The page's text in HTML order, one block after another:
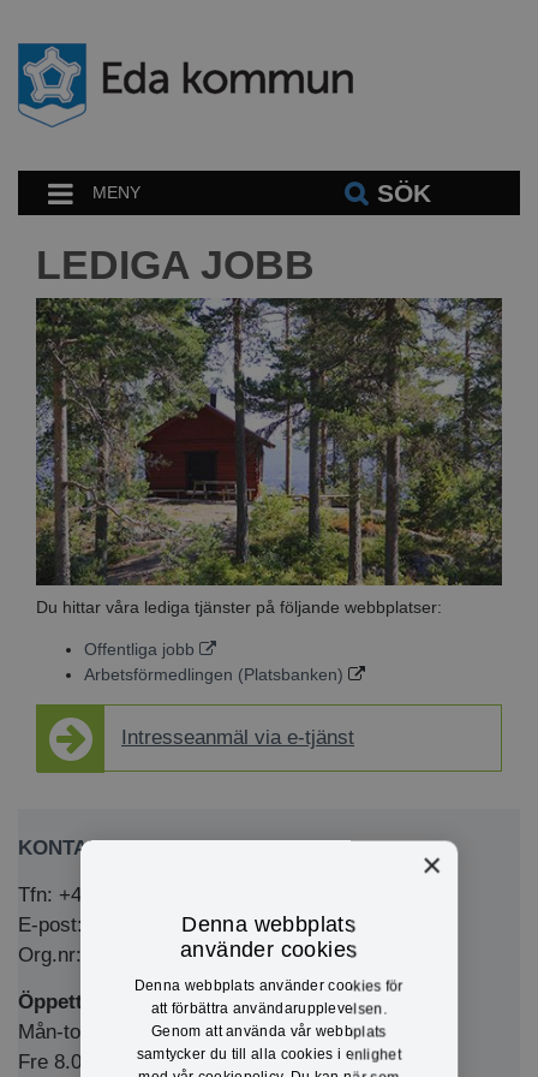
MENY SÖK
LEDIGA JOBB
Du hittar våra lediga tjänster på följande webbplatser:
Offentliga jobb
Arbetsförmedlingen (Platsbanken)
Intresseanmäl via e-tjänst
KONTAKTA OSS
Tfn: +46 (0)571-281 00
E-post: kommun@eda.se
Org.nr: 212000-1769
Öppettider Medborgarkontor/växel
Mån-tors 8.00-12.00 & 13.00-16.00
Fre 8.00-12.00 & 13.00-15.00
×
Denna webbplats
använder cookies
Denna webbplats använder cookies för
att förbättra användarupplevelsen.
Genom att använda vår webbplats
samtycker du till alla cookies i enlighet